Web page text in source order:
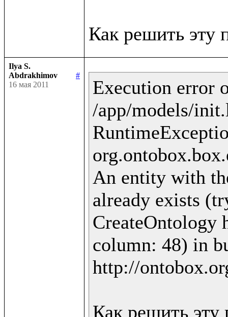
Ilya S.
Abdrakhimov
#
16 мая 2011
Execution error
/app/models/
An entity with
already exists
CreateOntology
column: 48) in
http://